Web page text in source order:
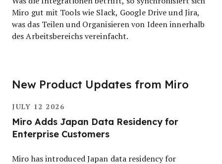
Miro gut mit Tools wie Slack, Google Drive und Jira,
was das Teilen und Organisieren von Ideen innerhalb
des Arbeitsbereichs vereinfacht.
New Product Updates from Miro
JULY 12 2026
Miro Adds Japan Data Residency for
Enterprise Customers
Miro has introduced Japan data residency for